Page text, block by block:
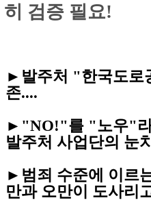
히 검증 필요!
►발주처 "한국도로
존....
►"NO!"를 "노우"라
발주처 사업단의 눈
►범죄 수준에 이르
만과 오만이 도사리